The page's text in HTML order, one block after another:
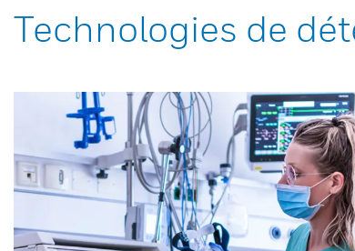
Technologies de